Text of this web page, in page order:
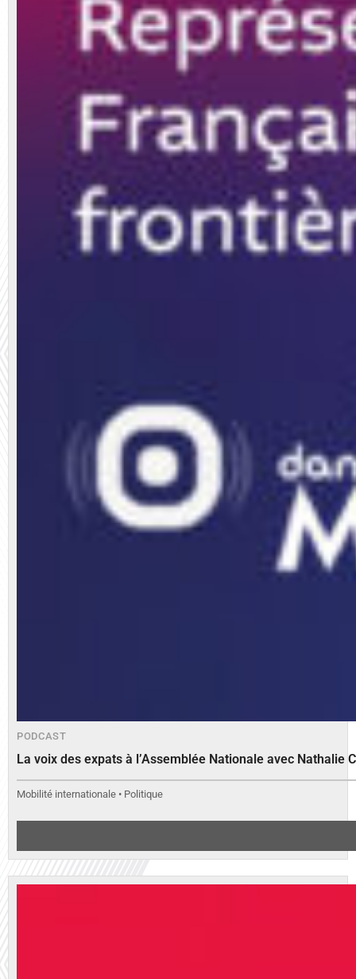
PODCAST
La voix des expats à l’Assemblée Nationale avec Nathalie
Mobilité internationale • Politique